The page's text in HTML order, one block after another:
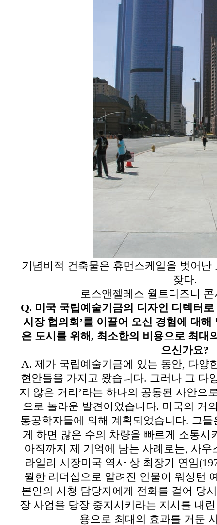
기념비적 건축물은 휴먼스케일을 벗어난
잦다.
로스앤젤레스 월트디즈니
Q. 미국 국립예술기금의 디자인 디렉터로
시장 협의회 ’를 이끌어 오신 경험에 대해
은 도시를 위해, 최소한의 비용으로 최대
으신가요?
A. 제가 국립예술기금에 있는 동안, 다양
현안들을 가지고 왔습니다. 그러나 그 다
지 않은 거리 ’라는 하나의 공통된 사안으
으로 놀라운 발견이었습니다. 미국의 거
통공학자들에 의해 계획되었습니다. 그들
게 하면 많은 수의 차량을 빠르게 소통시
아직까지 제 기억에 남는 사례로는, 사우
라일리 시장미국 역사 상 최장기 연임
월한 리더십으로 알려진 인물이 워싱턴
본인의 시청 담당자에게 전화를 걸어 당
장 사업을 당장 중지시키라는 지시를 내
용으로 최대의 효과를 거둔